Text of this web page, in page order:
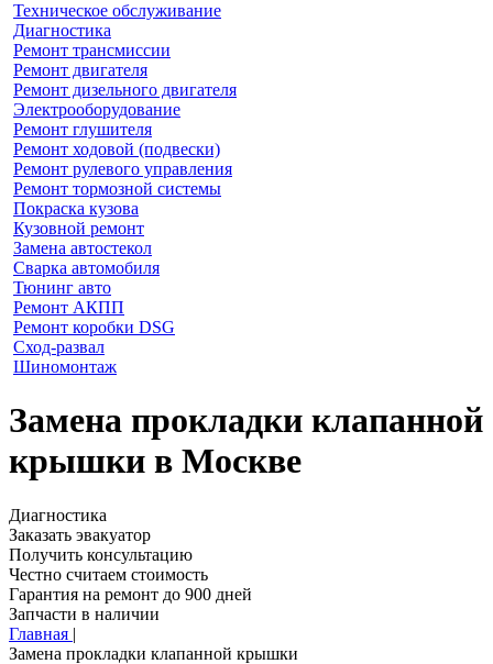
Техническое обслуживание
Диагностика
Ремонт трансмиссии
Ремонт двигателя
Ремонт дизельного двигателя
Электрооборудование
Ремонт глушителя
Ремонт ходовой (подвески)
Ремонт рулевого управления
Ремонт тормозной системы
Покраска кузова
Кузовной ремонт
Замена автостекол
Сварка автомобиля
Тюнинг авто
Ремонт АКПП
Ремонт коробки DSG
Сход-развал
Шиномонтаж
Замена прокладки клапанной
крышки в Москве
Диагностика
Заказать эвакуатор
Получить консультацию
Честно считаем стоимость
Гарантия на ремонт до 900 дней
Запчасти в наличии
Главная |
Замена прокладки клапанной крышки